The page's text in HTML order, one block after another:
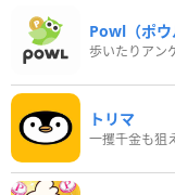
Powl（ポウ
トリマ
一攫千金も狙